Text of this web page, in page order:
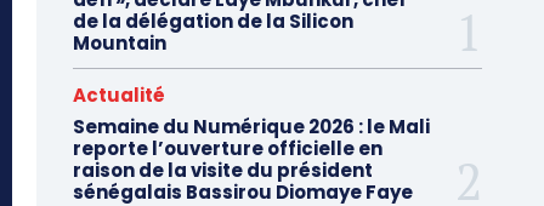
de la délégation de la Silicon
Mountain
Actualité
Semaine du Numérique 2026 : le Mali
reporte l’ouverture officielle en
raison de la visite du président
sénégalais Bassirou Diomaye Faye